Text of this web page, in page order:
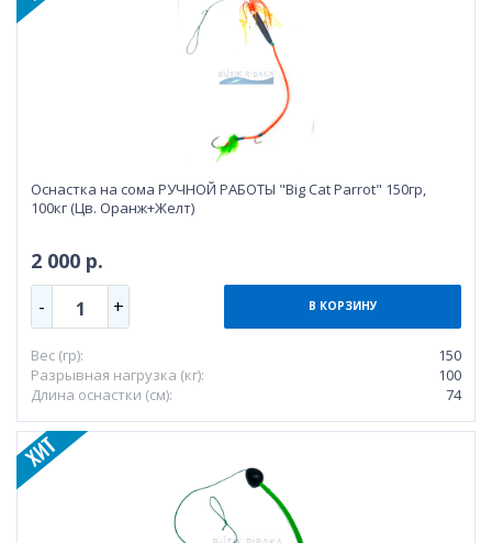
Оснастка на сома РУЧНОЙ РАБОТЫ "Big Cat Parrot" 150гр,
100кг (Цв. Оранж+Желт)
2 000 р.
- 1 + В КОРЗИНУ
Вес (гр):
150
Разрывная нагрузка (кг):
100
Длина оснастки (см):
74